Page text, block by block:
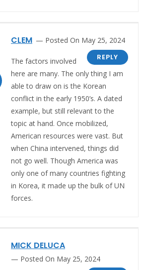
CLEM
Posted On May 25, 2024
REPLY
The factors involved
here are many. The only thing I am
able to draw on is the Korean
conflict in the early 1950’s. A dated
example, but still relevant to the
topic at hand. Once mobilized,
American resources were vast. But
when China intervened, things did
not go well. Though America was
only one of many countries fighting
in Korea, it made up the bulk of UN
forces.
MICK DELUCA
Posted On May 25, 2024